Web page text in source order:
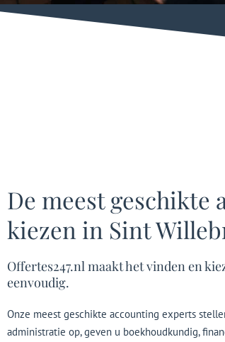
De meest geschikte
kiezen in Sint
Offertes247.nl maakt het vinden en
eenvoudig.
Onze meest geschikte accounting experts
administratie op, geven u boekhoudkundig,